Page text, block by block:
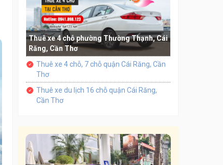
Thuê xe 4 chỗ phường Thường Thạnh, Cái
Răng, Cần Thơ
Thuê xe 4 chỗ, 7 chỗ quận Cái Răng, Cần
Thơ
Thuê xe du lịch 16 chỗ quận Cái Răng,
Cần Thơ